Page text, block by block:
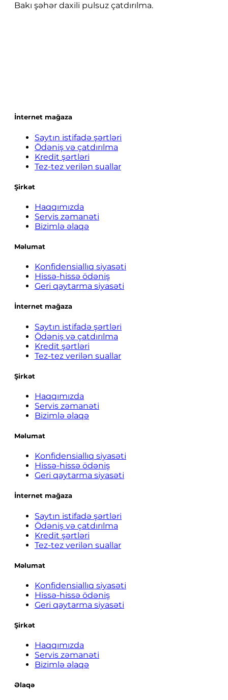
Bakı şəhər daxili pulsuz çatdırılma.
İnternet mağaza
Saytın istifadə şərtləri
Ödəniş və çatdırılma
Kredit şərtləri
Tez-tez verilən suallar
Şirkət
Haqqımızda
Servis zəmanəti
Bizimlə əlaqə
Məlumat
Konfidensiallıq siyasəti
Hissə-hissə ödəniş
Geri qaytarma siyasəti
İnternet mağaza
Saytın istifadə şərtləri
Ödəniş və çatdırılma
Kredit şərtləri
Tez-tez verilən suallar
Şirkət
Haqqımızda
Servis zəmanəti
Bizimlə əlaqə
Məlumat
Konfidensiallıq siyasəti
Hissə-hissə ödəniş
Geri qaytarma siyasəti
İnternet mağaza
Saytın istifadə şərtləri
Ödəniş və çatdırılma
Kredit şərtləri
Tez-tez verilən suallar
Məlumat
Konfidensiallıq siyasəti
Hissə-hissə ödəniş
Geri qaytarma siyasəti
Şirkət
Haqqımızda
Servis zəmanəti
Bizimlə əlaqə
Əlaqə